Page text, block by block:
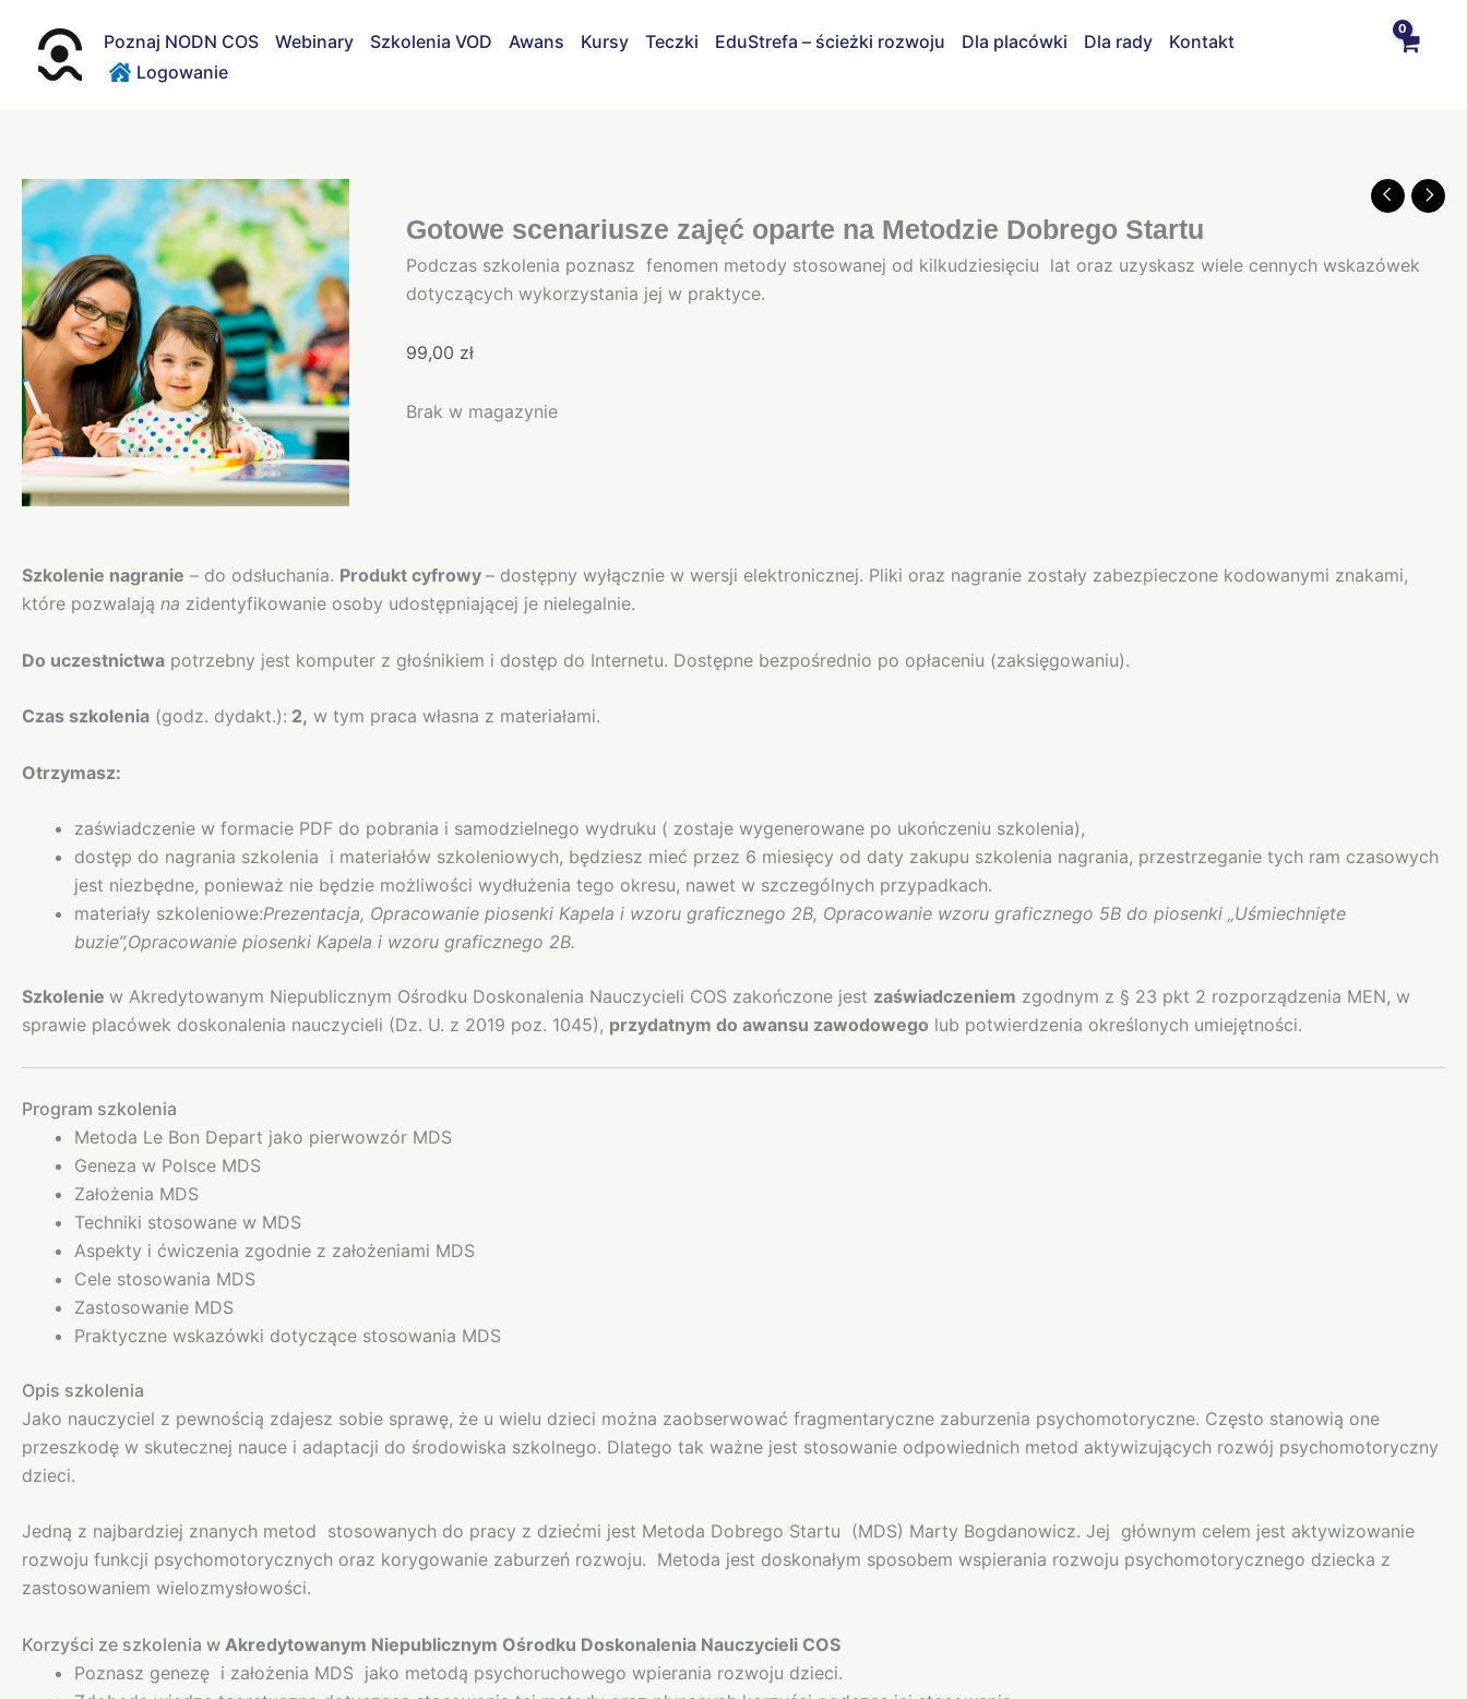
treści
Poznaj NODN COS Webinary Szkolenia VOD Awans Kursy Teczki EduStrefa – ścieżki rozwoju Dla placówki Dla rady
Kontakt
Logowanie
Gotowe scenariusze zajęć oparte na Metodzie Dobrego Startu
Podczas szkolenia poznasz fenomen metody stosowanej od kilkudziesięciu lat oraz uzyskasz wiele cennych wskazówek
dotyczących wykorzystania jej w praktyce.
99,00 zł
Brak w magazynie
Szkolenie nagranie – do odsłuchania. Produkt cyfrowy – dostępny wyłącznie w wersji elektronicznej. Pliki oraz nagranie zostały zabezpieczone kodowanymi znakami,
które pozwalają na zidentyfikowanie osoby udostępniającej je nielegalnie.
Do uczestnictwa potrzebny jest komputer z głośnikiem i dostęp do Internetu. Dostępne bezpośrednio po opłaceniu (zaksięgowaniu).
Czas szkolenia (godz. dydakt.): 2, w tym praca własna z materiałami.
Otrzymasz:
zaświadczenie w formacie PDF do pobrania i samodzielnego wydruku ( zostaje wygenerowane po ukończeniu szkolenia),
dostęp do nagrania szkolenia i materiałów szkoleniowych, będziesz mieć przez 6 miesięcy od daty zakupu szkolenia nagrania, przestrzeganie tych ram czasowych
jest niezbędne, ponieważ nie będzie możliwości wydłużenia tego okresu, nawet w szczególnych przypadkach.
materiały szkoleniowe:Prezentacja, Opracowanie piosenki Kapela i wzoru graficznego 2B, Opracowanie wzoru graficznego 5B do piosenki „Uśmiechnięte
buzie”,Opracowanie piosenki Kapela i wzoru graficznego 2B.
Szkolenie w Akredytowanym Niepublicznym Ośrodku Doskonalenia Nauczycieli COS zakończone jest zaświadczeniem zgodnym z § 23 pkt 2 rozporządzenia MEN, w
sprawie placówek doskonalenia nauczycieli (Dz. U. z 2019 poz. 1045), przydatnym do awansu zawodowego lub potwierdzenia określonych umiejętności.
Program szkolenia
Metoda Le Bon Depart jako pierwowzór MDS
Geneza w Polsce MDS
Założenia MDS
Techniki stosowane w MDS
Aspekty i ćwiczenia zgodnie z założeniami MDS
Cele stosowania MDS
Zastosowanie MDS
Praktyczne wskazówki dotyczące stosowania MDS
Opis szkolenia
Jako nauczyciel z pewnością zdajesz sobie sprawę, że u wielu dzieci można zaobserwować fragmentaryczne zaburzenia psychomotoryczne. Często stanowią one
przeszkodę w skutecznej nauce i adaptacji do środowiska szkolnego. Dlatego tak ważne jest stosowanie odpowiednich metod aktywizujących rozwój psychomotoryczny
dzieci.
Jedną z najbardziej znanych metod stosowanych do pracy z dziećmi jest Metoda Dobrego Startu (MDS) Marty Bogdanowicz. Jej głównym celem jest aktywizowanie
rozwoju funkcji psychomotorycznych oraz korygowanie zaburzeń rozwoju. Metoda jest doskonałym sposobem wspierania rozwoju psychomotorycznego dziecka z
zastosowaniem wielozmysłowości.
Korzyści ze szkolenia w Akredytowanym Niepublicznym Ośrodku Doskonalenia Nauczycieli COS
Poznasz genezę i założenia MDS jako metodą psychoruchowego wpierania rozwoju dzieci.